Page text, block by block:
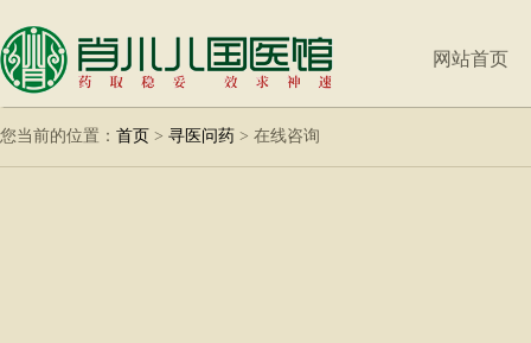
网站首页
您当前的位置： 首页 > 寻医问药 > 在线咨询